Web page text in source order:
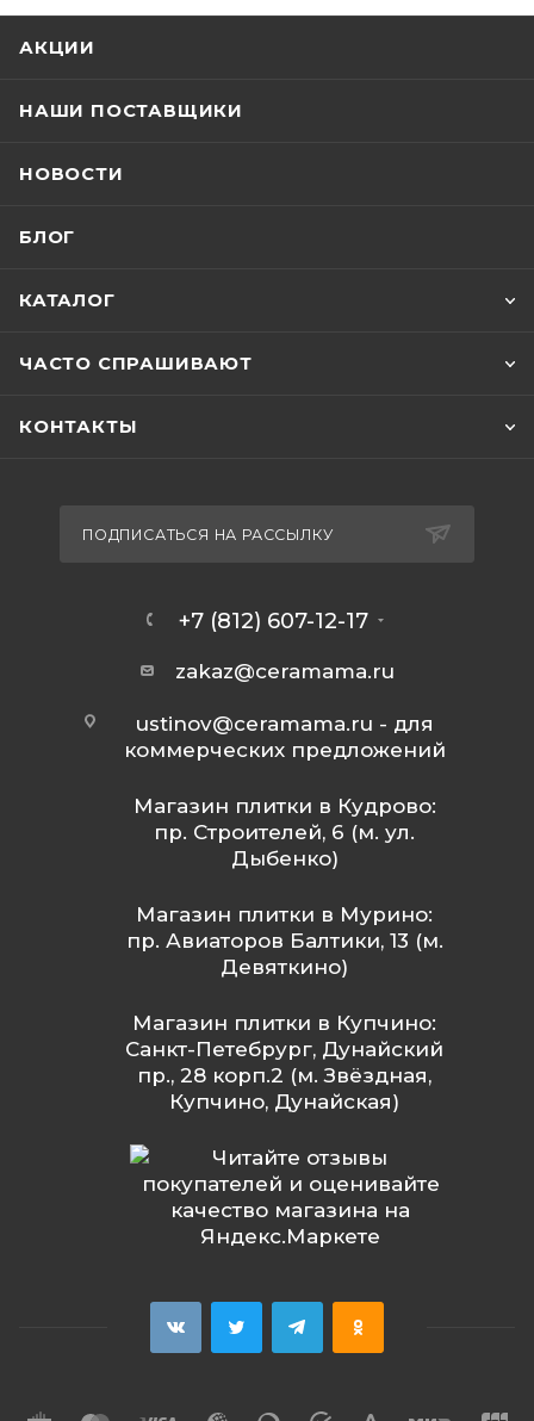
АКЦИИ
НАШИ ПОСТАВЩИКИ
НОВОСТИ
БЛОГ
КАТАЛОГ
ЧАСТО СПРАШИВАЮТ
КОНТАКТЫ
ПОДПИСАТЬСЯ НА РАССЫЛКУ
+7 (812) 607-12-17
zakaz@ceramama.ru
ustinov@ceramama.ru - для
коммерческих предложений
Магазин плитки в Кудрово:
пр. Строителей, 6 (м. ул.
Дыбенко)
Магазин плитки в Мурино:
пр. Авиаторов Балтики, 13 (м.
Девяткино)
Магазин плитки в Купчино:
Санкт-Петебрург, Дунайский
пр., 28 корп.2 (м. Звёздная,
Купчино, Дунайская)